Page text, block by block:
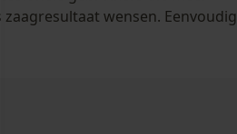
wensen. Eenvoudig